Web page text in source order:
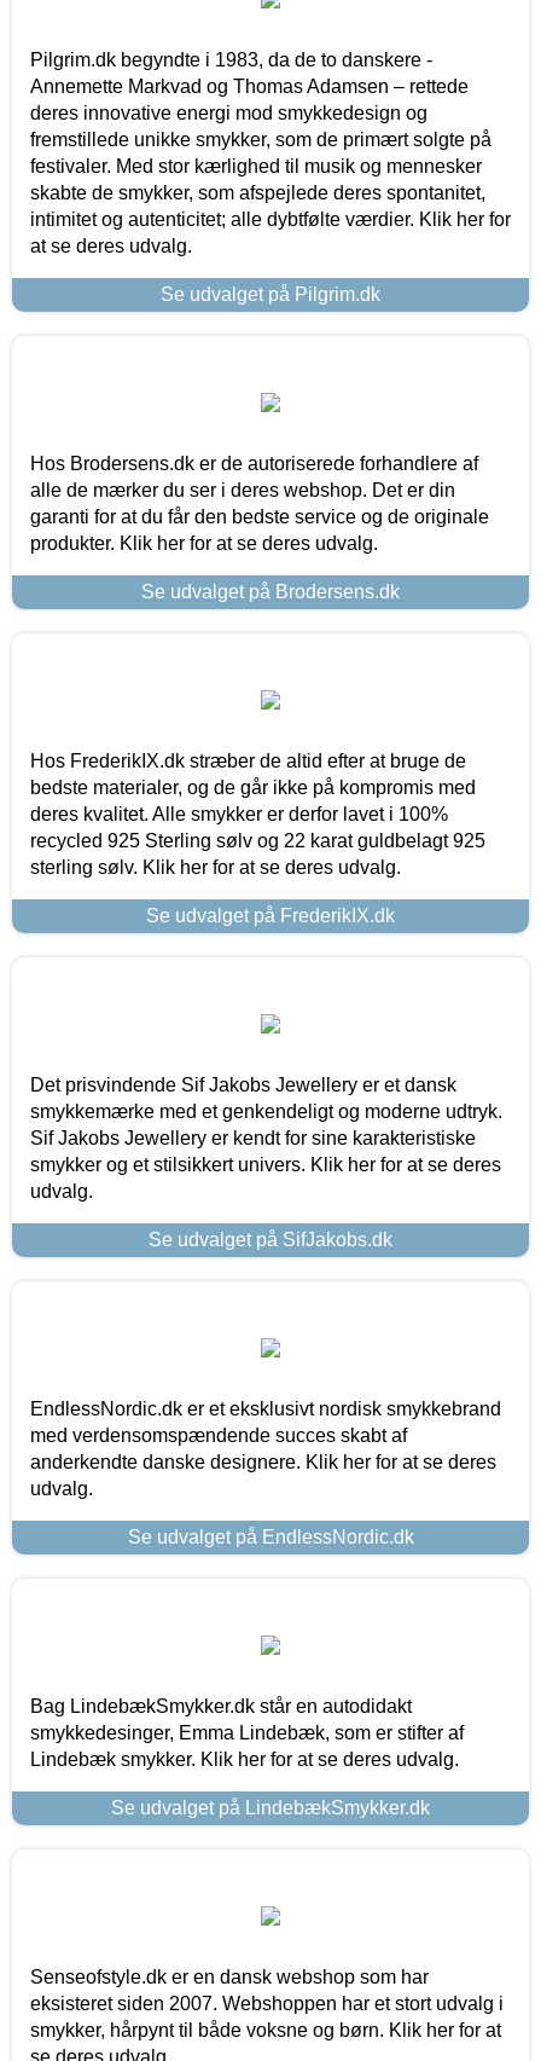
Pilgrim.dk begyndte i 1983, da de to danskere -
Annemette Markvad og Thomas Adamsen – rettede
deres innovative energi mod smykkedesign og
fremstillede unikke smykker, som de primært solgte på
festivaler. Med stor kærlighed til musik og mennesker
skabte de smykker, som afspejlede deres spontanitet,
intimitet og autenticitet; alle dybtfølte værdier. Klik her for
at se deres udvalg.
Se udvalget på Pilgrim.dk
Hos Brodersens.dk er de autoriserede forhandlere af
alle de mærker du ser i deres webshop. Det er din
garanti for at du får den bedste service og de originale
produkter. Klik her for at se deres udvalg.
Se udvalget på Brodersens.dk
Hos FrederikIX.dk stræber de altid efter at bruge de
bedste materialer, og de går ikke på kompromis med
deres kvalitet. Alle smykker er derfor lavet i 100%
recycled 925 Sterling sølv og 22 karat guldbelagt 925
sterling sølv. Klik her for at se deres udvalg.
Se udvalget på FrederikIX.dk
Det prisvindende Sif Jakobs Jewellery er et dansk
smykkemærke med et genkendeligt og moderne udtryk.
Sif Jakobs Jewellery er kendt for sine karakteristiske
smykker og et stilsikkert univers. Klik her for at se deres
udvalg.
Se udvalget på SifJakobs.dk
EndlessNordic.dk er et eksklusivt nordisk smykkebrand
med verdensomspændende succes skabt af
anderkendte danske designere. Klik her for at se deres
udvalg.
Se udvalget på EndlessNordic.dk
Bag LindebækSmykker.dk står en autodidakt
smykkedesinger, Emma Lindebæk, som er stifter af
Lindebæk smykker. Klik her for at se deres udvalg.
Se udvalget på LindebækSmykker.dk
Senseofstyle.dk er en dansk webshop som har
eksisteret siden 2007. Webshoppen har et stort udvalg i
smykker, hårpynt til både voksne og børn. Klik her for at
se deres udvalg.